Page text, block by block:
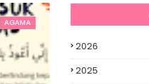
AGAMA
2026
2025